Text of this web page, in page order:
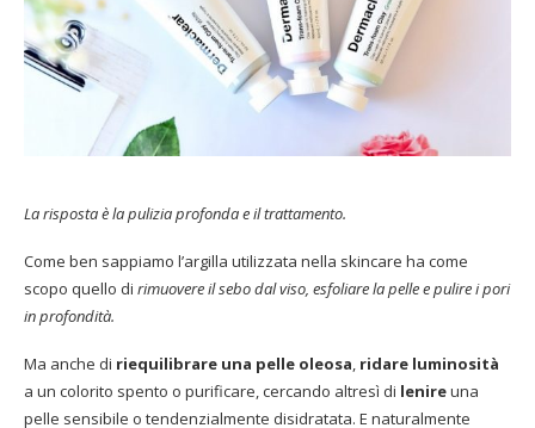
La risposta è la pulizia profonda e il trattamento.
Come ben sappiamo l’argilla utilizzata nella skincare ha come
scopo quello di rimuovere il sebo dal viso, esfoliare la pelle e pulire i pori
in profondità.
Ma anche di riequilibrare una pelle oleosa, ridare luminosità
a un colorito spento o purificare, cercando altresì di lenireuna
pelle sensibile o tendenzialmente disidratata. E naturalmente